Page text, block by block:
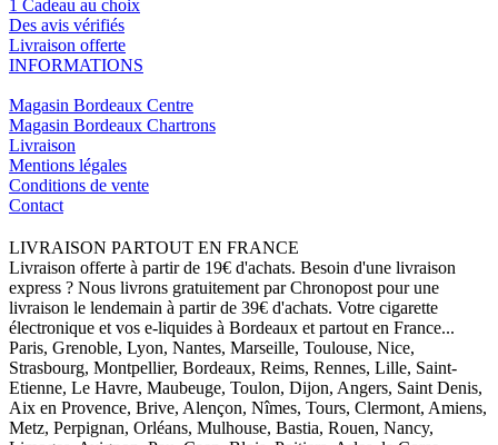
1 Cadeau au choix
Des avis vérifiés
Livraison offerte
INFORMATIONS
Magasin Bordeaux Centre
Magasin Bordeaux Chartrons
Livraison
Mentions légales
Conditions de vente
Contact
LIVRAISON PARTOUT EN FRANCE
Livraison offerte à partir de 19€ d'achats. Besoin d'une livraison
express ? Nous livrons gratuitement par Chronopost pour une
livraison le lendemain à partir de 39€ d'achats. Votre cigarette
électronique et vos e-liquides à Bordeaux et partout en France...
Paris, Grenoble, Lyon, Nantes, Marseille, Toulouse, Nice,
Strasbourg, Montpellier, Bordeaux, Reims, Rennes, Lille, Saint-
Etienne, Le Havre, Maubeuge, Toulon, Dijon, Angers, Saint Denis,
Aix en Provence, Brive, Alençon, Nîmes, Tours, Clermont, Amiens,
Metz, Perpignan, Orléans, Mulhouse, Bastia, Rouen, Nancy,